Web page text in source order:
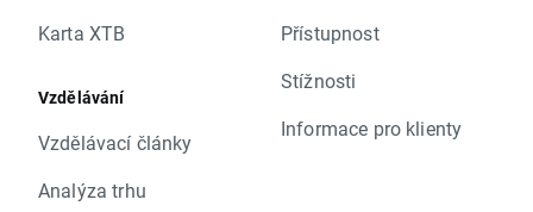
Karta XTB
Vzdělávání
Vzdělávací články
Analýza trhu
Přístupnost
Stížnosti
Informace pro klienty